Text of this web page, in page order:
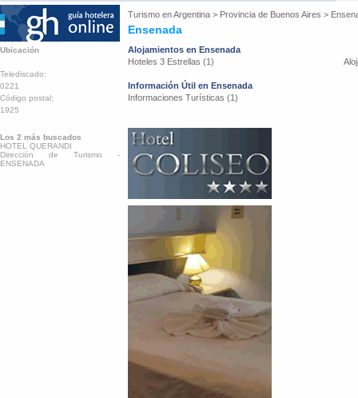
Turismo enArgentina > Provincia de Buenos Aires >
Ensenada
Ubicación
Telediscado:
0221
Código postal:
1925
Los 2 más buscados
HOTEL QUERANDI
Dirección de Turismo -
ENSENADA
Alojamientos en Ensenada
Hoteles 3 Estrellas (1)
Información Útil en Ensenada
Informaciones Turísticas (1)